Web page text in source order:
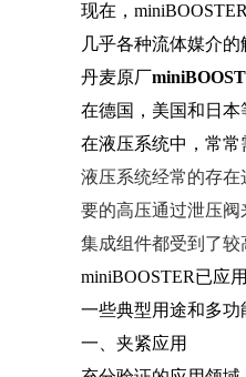
现在，
几乎各种流体媒介的
丹麦原厂
在德国，美国和日本
在液压系统中，常
液压系统经常的存
要的高压通过泄压
集成组件都受到了较
miniBOOSTER已应
一些典型用途和多功
一、夹紧应用